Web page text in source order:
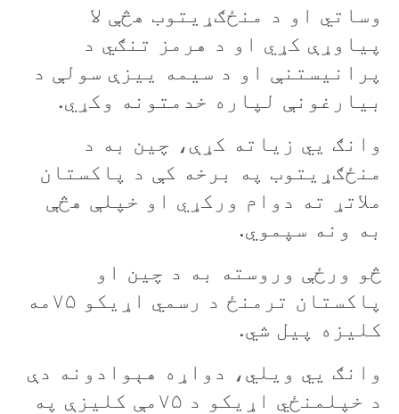
وساتي او د منځګړيتوب هڅې لا
پياوړې کړي او د هرمز تنګي د
پرانيستنې او د سيمه ييزې سولې د
بيارغونې لپاره خدمتونه وکړي.
وانګ يي زياته کړې، چين به د
منځګړيتوب په برخه کې د پاکستان
ملاتړ ته دوام ورکړي او خپلې هڅې
به ونه سپموي.
څو ورځې وروسته به د چين او
پاکستان ترمنځ د رسمي اړيکو ۷۵مه
کليزه پيل شي.
وانګ يي ويلي، دواړه هېوادونه دې
د خپلمنځي اړيکو د ۷۵مې کليزې په